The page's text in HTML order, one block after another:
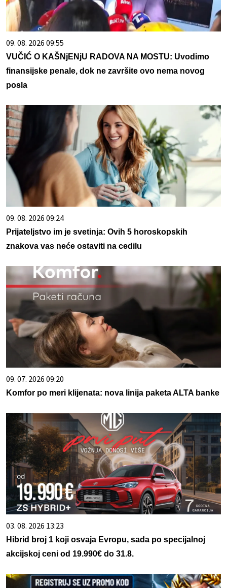
09. 08. 2026 09:55
VUČIĆ O KAŠNjENjU RADOVA NA MOSTU: Uvodimo
finansijske penale, dok ne završite ovo nema novog
posla
09. 08. 2026 09:24
Prijateljstvo im je svetinja: Ovih 5 horoskopskih
znakova vas neće ostaviti na cedilu
09. 07. 2026 09:20
Komfor po meri klijenata: nova linija paketa ALTA banke
03. 08. 2026 13:23
Hibrid broj 1 koji osvaja Evropu, sada po specijalnoj
akcijskoj ceni od 19.990€ do 31.8.